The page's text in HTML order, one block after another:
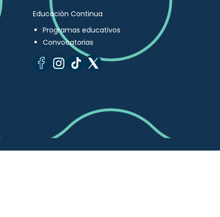
Educación Continua
Programas educativos
Convocatorias